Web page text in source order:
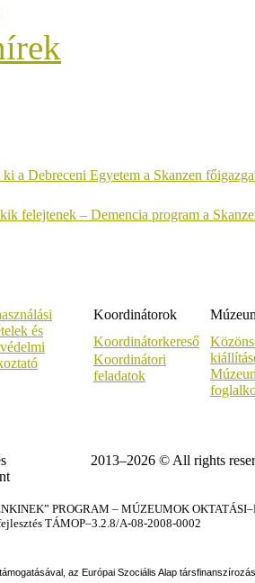
a Debreceni Egyetem a Skanzen
felejtenek – Demencia program a
és
Koordinátorok
Koordinátorkereső
Koordinátori
feladatok
2013–2026 © All rights
PROGRAM – MÚZEUMOK
TÁMOP–3.2.8/A-08-2008-0002
az Európai Szociális Alap